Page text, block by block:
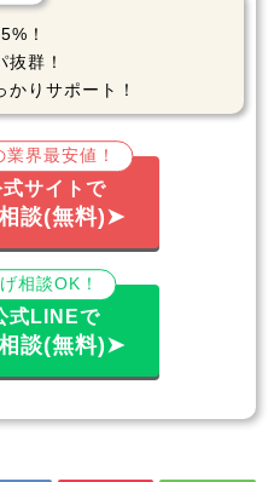
！
群！
りサポート！
界最安値！
サイトで
談(無料)➤
相談OK！
式LINEで
談(無料)➤